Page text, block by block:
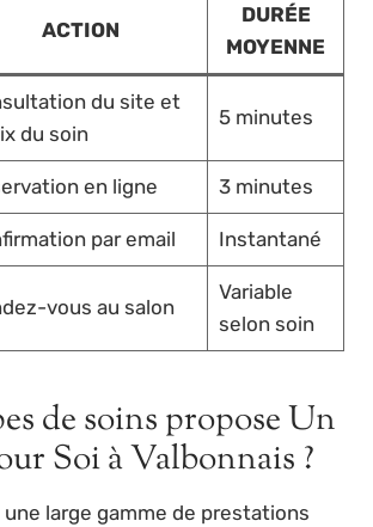
ACTION
DURÉE
MOYENNE
du site et
du soin
5 minutes
en ligne 3 minutes
par email Instantané
vous au salon
Variable
selon soin
de soins propose Un
Soi à Valbonnais ?
large gamme de prestations